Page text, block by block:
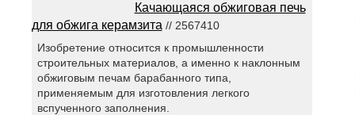
Качающаяся обжиговая печь
для обжига керамзита// 2567410
Изобретение относится к промышленности
строительных материалов, а именно к наклонным
обжиговым печам барабанного типа,
применяемым для изготовления легкого
вспученного заполнения.